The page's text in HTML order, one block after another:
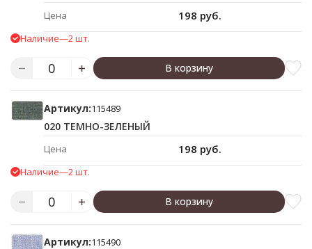
Цена 198 руб.
Наличие—2 шт.
В корзину
Артикул:115489
020 ТЕМНО-ЗЕЛЕНЫЙ
Цена 198 руб.
Наличие—2 шт.
В корзину
Артикул:115490